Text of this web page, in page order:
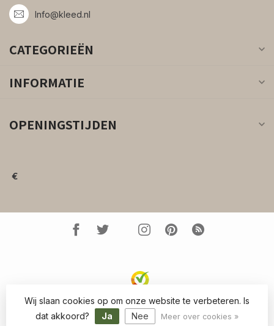
Info@kleed.nl
CATEGORIEËN
INFORMATIE
OPENINGSTIJDEN
€
© Copyright 2026 Kleed.nl- Powered by Lightspeed-
Lightspeed designby Dyvelopment
Wij slaan cookies op om onze website te verbeteren. Is
dat akkoord?
Ja Nee Meer over cookies »